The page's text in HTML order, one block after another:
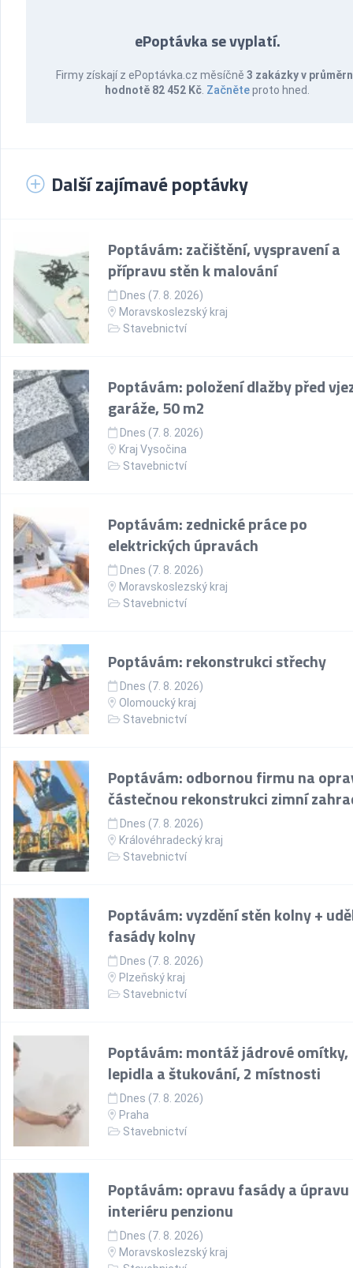
ePoptávka se vyplatí.
Firmy získají z ePoptávka.cz měsíčně 3 zakázky v
hodnotě 82 452 Kč Začněteproto hned.
Další zajímavé poptávky
Poptávám: začištění, vyspravení a
přípravu stěn k malování
Dnes (7. 8. 2026)
Moravskoslezský kraj
Stavebnictví
Poptávám: položení dlažby před
garáže, 50 m2
Dnes (7. 8. 2026)
Kraj Vysočina
Stavebnictví
Poptávám: zednické práce po
elektrických úpravách
Dnes (7. 8. 2026)
Moravskoslezský kraj
Stavebnictví
Poptávám: rekonstrukci střechy
Dnes (7. 8. 2026)
Olomoucký kraj
Stavebnictví
Poptávám: odbornou firmu na
částečnou rekonstrukci zimní
Dnes (7. 8. 2026)
Královéhradecký kraj
Stavebnictví
Poptávám: vyzdění stěn kolny +
fasády kolny
Dnes (7. 8. 2026)
Plzeňský kraj
Stavebnictví
Poptávám: montáž jádrové omítky,
lepidla a štukování, 2 místnosti
Dnes (7. 8. 2026)
Praha
Stavebnictví
Poptávám: opravu fasády a úpravu
interiéru penzionu
Dnes (7. 8. 2026)
Moravskoslezský kraj